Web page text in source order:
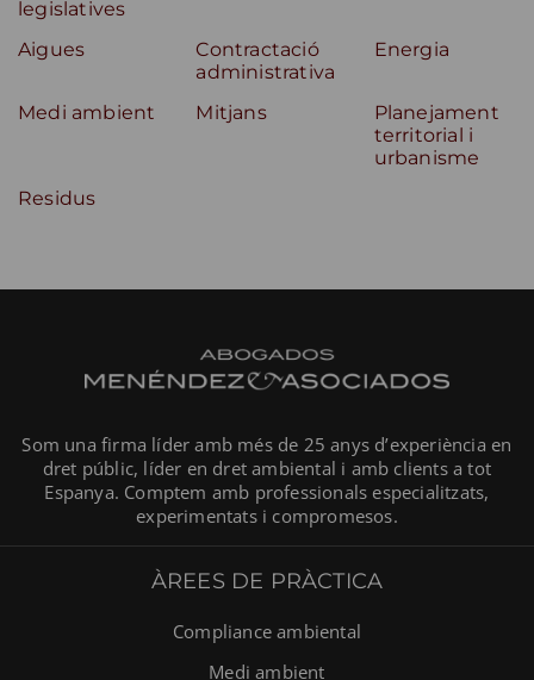
legislatives
Aigues
Contractació
administrativa
Energia
Medi ambient Mitjans
Planejament
territorial i
urbanisme
Residus
Som una firma líder amb més de 25 anys d’experiència en
dret públic, líder en dret ambiental i amb clients a tot
Espanya. Comptem amb professionals especialitzats,
experimentats i compromesos.
ÀREES DE PRÀCTICA
Compliance ambiental
Medi ambient